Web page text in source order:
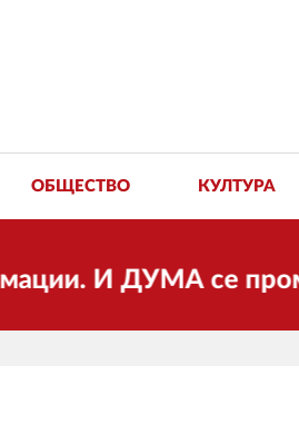
ОБЩЕСТВО КУЛТУРА
ДУМА се променя